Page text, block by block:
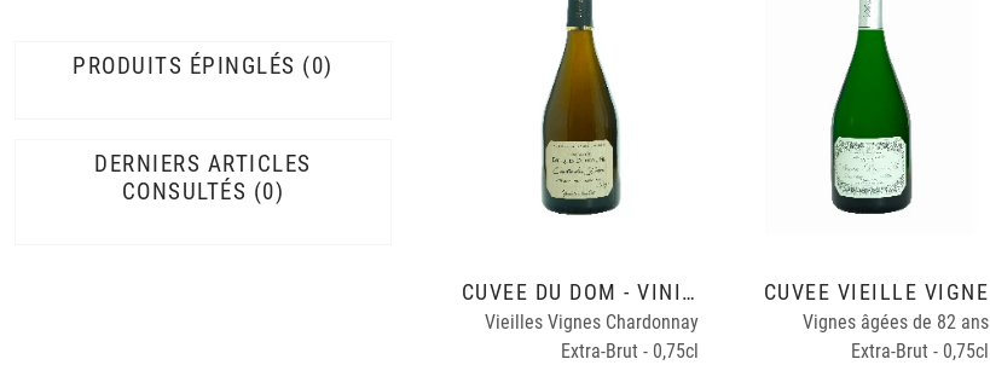
PRODUITS ÉPINGLÉS 0
DERNIERS ARTICLES
CONSULTÉS
0
CUVÉE DU DOM - VINIFICATION BOIS EN DEMI MUID.
Vieilles Vignes Chardonnay
Extra-Brut - 0,75cl
CUVÉE VIEILLE VIGNE
Vignes âgées de 82 ans
Extra-Brut - 0,75cl